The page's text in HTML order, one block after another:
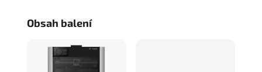
Obsah balení